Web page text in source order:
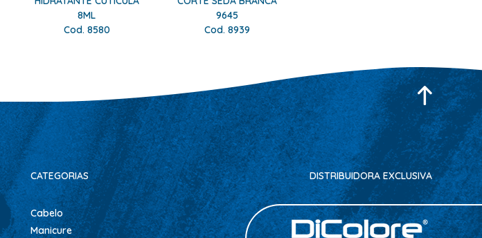
8ML
Cod. 8580
9645
Cod. 8939
CATEGORIAS
Cabelo
Manicure
DISTRIBUIDORA EXCLUSIVA